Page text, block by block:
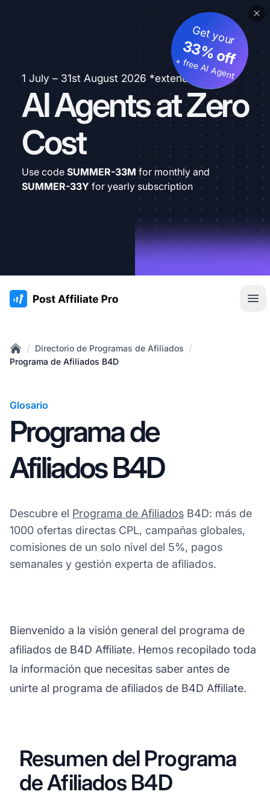
1 July – 31st August 2026 *extended
AI Agents at Zero
Cost
Get your
33% off
+ free AI Agent
Use code SUMMER-33M for monthly and
SUMMER-33Y for yearly subscription
:site.title
Home
/ Directorio de Programas de Afiliados /
Programa de Afiliados B4D
Glosario
Programa de
Afiliados B4D
Descubre el Programa de Afiliados B4D: más de
1000 ofertas directas CPL, campañas globales,
comisiones de un solo nivel del 5%, pagos
semanales y gestión experta de afiliados.
Bienvenido a la visión general del programa de
afiliados de B4D Affiliate. Hemos recopilado toda
la información que necesitas saber antes de
unirte al programa de afiliados de B4D Affiliate.
Resumen del Programa
de Afiliados B4D